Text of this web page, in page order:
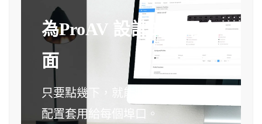
為ProAV 設計的專用介
面
只要點幾下，就能將出廠默認的影音
配置套用給每個埠口。